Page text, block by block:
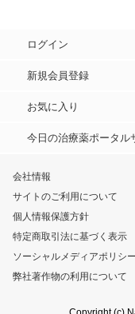
ログイン
新規会員登録
お気に入り
今日の治療薬ポータル
会社情報
サイトのご利用について
個人情報保護方針
特定商取引法に基づく表示
ソーシャルメディアポリシー
弊社著作物の利用について